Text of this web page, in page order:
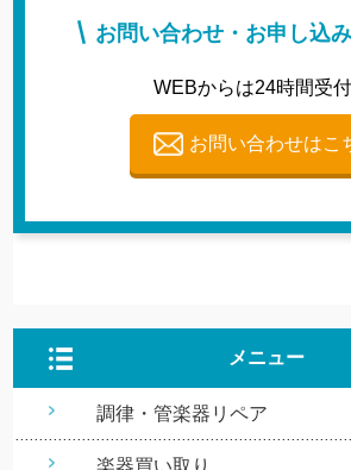
お問い合わせ・お申し込
WEBからは24時間受
お問い合わせはこ
メニュー
調律・管楽器リペア
楽器買い取り